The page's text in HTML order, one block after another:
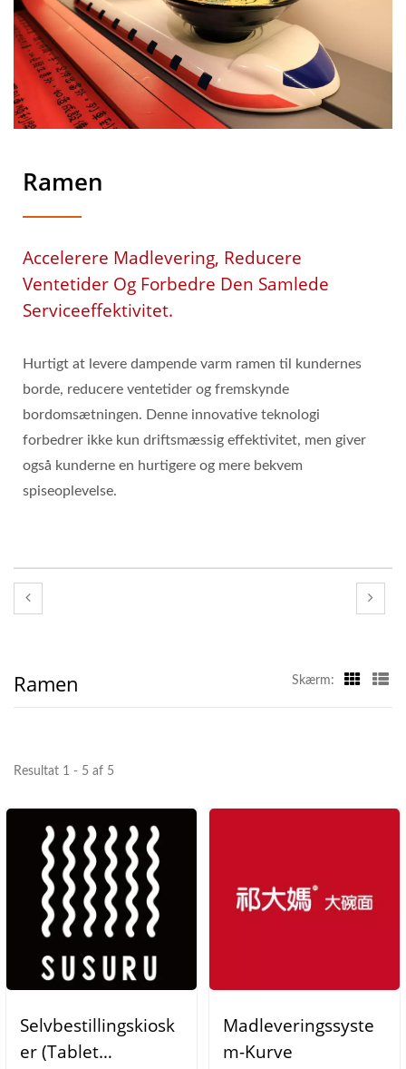
Ramen
Accelerere Madlevering, Reducere
Ventetider Og Forbedre Den Samlede
Serviceeffektivitet.
Hurtigt at levere dampende varm ramen til kundernes
borde, reducere ventetider og fremskynde
bordomsætningen. Denne innovative teknologi
forbedrer ikke kun driftsmæssig effektivitet, men giver
også kunderne en hurtigere og mere bekvem
spiseoplevelse.
Ramen Skærm:
Resultat 1 - 5 af 5
Selvbestillingskiosk
Er (Tablet
Madleveringssyste
M-Kurve